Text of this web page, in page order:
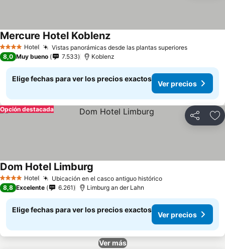
4 EstrellasHotel Vistas panorámicas desde las plantas superiores
Mercure Hotel Koblenz
8,0 Muy bueno 7.533 Koblenz
Elige fechas para ver los precios exactos
Ver precios
Compartir
Opción destacada
4 EstrellasHotel Ubicación en el casco antiguo histórico
Dom Hotel Limburg
8,8 Excelente 6.261 Limburg an der Lahn
Elige fechas para ver los precios exactos
Ver precios
Ver más